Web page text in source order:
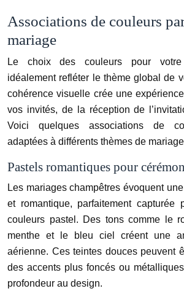
Associations de couleurs
mariage
Le choix des couleurs pour votre
idéalement refléter le thème global de
cohérence visuelle crée une
vos invités, de la réception de
Voici quelques associations de
adaptées à différents thèmes de
Pastels romantiques pour
Les mariages champêtres évoquent
et romantique, parfaitement capturée
couleurs pastel. Des tons comme le
menthe et le bleu ciel créent une
aérienne. Ces teintes douces peuvent
des accents plus foncés ou
profondeur au design.